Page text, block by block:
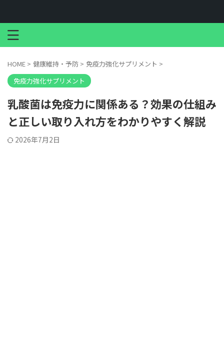
HOME > 健康維持・予防 > 免疫力強化サプリメント >
免疫力強化サプリメント
乳酸菌は免疫力に関係ある？効果の仕組み
と正しい取り入れ方をわかりやすく解説
2026年7月2日